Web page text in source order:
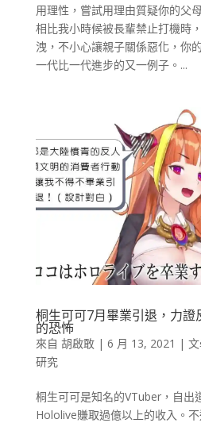
用理性，嘗試用理由質疑你的父
相比我小時候被長輩禁止打機時
洩，不小心讓親子關係惡化，你
一代比一代進步的又一例子。...
桐生可可7月畢業引退，力證
的恐怖
來自 胡啟敢| 6 月 13, 2021 |
研究
桐生可可是知名的VTuber，自出
Hololive賺取過億以上的收入。